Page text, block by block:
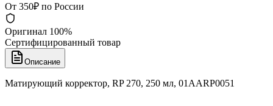
От 350₽ по России
Оригинал 100%
Сертифицированный товар
Описание
Матирующий корректор, RP 270, 250 мл, 01AARP0051